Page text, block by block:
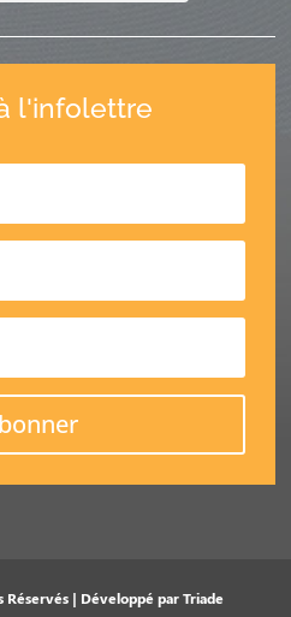
l'infolettre
Réservés | Développé parTriade